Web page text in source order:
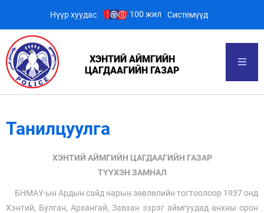
Нүүр хуудас 100 жил Системүүд
ХЭНТИЙ АЙМГИЙН
ЦАГДААГИЙН ГАЗАР
Танилцуулга
ХЭНТИЙ АЙМГИЙН ЦАГДААГИЙН ГАЗАР
ТҮҮХЭН ЗАМНАЛ
БНМАУ-ын Ардын сайд нарын зөвлөлийн тогтоолоор 1937 онд
Хэнтий, Булган, Архангай, Завхан зэрэг аймгуудад анхны орон